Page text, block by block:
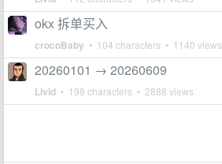
okx 拆单买入
crocoBaby • 104 characters • 1140 views
20260101 → 20260609
Livid • 198 characters • 2888 views